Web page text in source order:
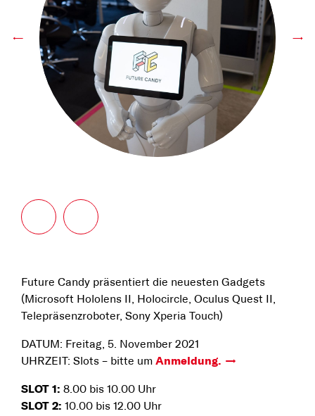
← →
Future Candy präsentiert die neuesten Gadgets
(Microsoft Hololens II, Holocircle, Oculus Quest II,
Telepräsenzroboter, Sony Xperia Touch)
DATUM: Freitag, 5. November 2021
UHRZEIT: Slots – bitte um Anmeldung.
SLOT 1: 8.00 bis 10.00 Uhr
SLOT 2: 10.00 bis 12.00 Uhr